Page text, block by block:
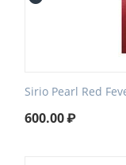
Sirio Pearl Red
600.00₽